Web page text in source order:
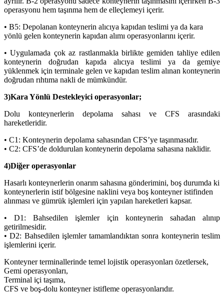
operasyonu hem taşınma hem de elleçlemeyi içerir.
• B5: Depolanan konteynerin alıcıya kapıdan teslimi ya da kara
yönlü gelen konteynerin kapıdan alımı operasyonlarını içerir.
• Uygulamada çok az rastlanmakla birlikte gemiden tahliye edilen
konteynerin doğrudan kapıda alıcıya teslimi ya da gemiye
yüklenmek için terminale gelen ve kapıdan teslim alınan konteynerin
doğrudan rıhtıma nakli de mümkündür.
3)Kara Yönlü Destekleyici operasyonlar;
Dolu konteynerlerin depolama sahası ve CFS arasındaki
hareketleridir.
• C1: Konteynerin depolama sahasından CFS’ye taşınmasıdır.
• C2: CFS’de doldurulan konteynerin depolama sahasına naklidir.
4)Diğer operasyonlar
Hasarlı konteynerlerin onarım sahasına gönderimini, boş durumda ki
konteynerlerin istif bölgesine naklini veya boş konteyner istifinden
alınması ve gümrük işlemleri için yapılan hareketleri kapsar.
• D1: Bahsedilen işlemler için konteynerin sahadan alınıp
getirilmesidir.
• D2: Bahsedilen işlemler tamamlandıktan sonra konteynerin teslim
işlemlerini içerir.
Konteyner terminallerinde temel lojistik operasyonları özetlersek,
Gemi operasyonları,
Terminal içi taşıma,
CFS ve boş-dolu konteyner istifleme operasyonlarıdır.